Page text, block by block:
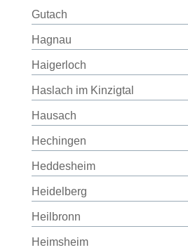
Gutach
Hagnau
Haigerloch
Haslach im Kinzigtal
Hausach
Hechingen
Heddesheim
Heidelberg
Heilbronn
Heimsheim